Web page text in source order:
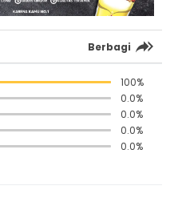
Berbagi
100%
0.0%
0.0%
0.0%
0.0%